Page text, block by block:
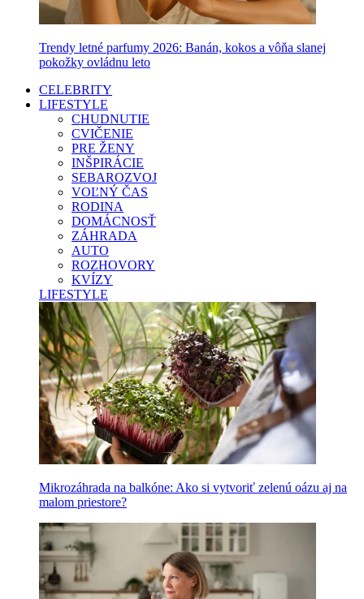
Trendy letné parfumy 2026: Banán, kokos a vôňa slanej
pokožky ovládnu leto
CELEBRITY
LIFESTYLE
CHUDNUTIE
CVIČENIE
PRE ŽENY
INŠPIRÁCIE
SEBAROZVOJ
VOĽNÝ ČAS
RODINA
DOMÁCNOSŤ
ZÁHRADA
AUTO
ROZHOVORY
KVÍZY
LIFESTYLE
Mikrozáhrada na balkóne: Ako si vytvoriť zelenú oázu aj na
malom priestore?